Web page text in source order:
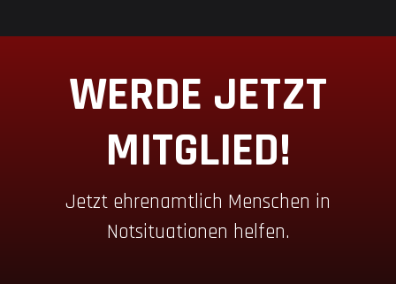
WERDE JETZT
MITGLIED!
Jetzt ehrenamtlich Menschen in
Notsituationen helfen.